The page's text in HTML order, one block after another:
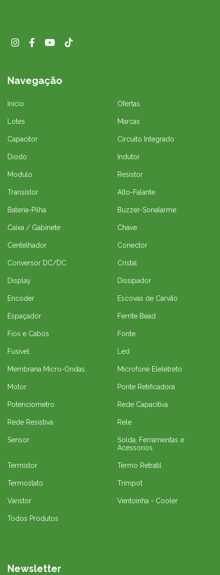
Navegação
Início Ofertas
Lotes Marcas
Capacitor Circuito Integrado
Diodo Indutor
Modulo Resistor
Transistor Alto-Falante
Bateria-Pilha Buzzer-Sonalarme
Caixa / Gabinete Chave
Centelhador Conector
Conversor DC/DC Cristal
Display Dissipador
Encoder Escovas de Carvão
Espaçador Ferrite Bead
Fios e Cabos Fonte
Fusivel Led
Membrana Micro-Ondas Microfone Eleletreto
Motor Ponte Retificadora
Potenciometro Rede Capacitiva
Rede Resistiva Rele
Sensor
Solda, Ferramentas e
Acessorios
Termistor Termo Retratil
Termostato Trimpot
Varistor Ventoinha - Cooler
Todos Produtos
Newsletter